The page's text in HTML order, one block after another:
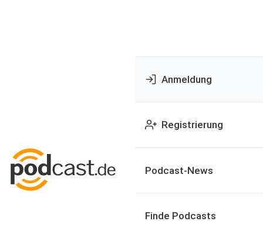
Anmeldung
Registrierung
Podcast-News
Finde Podcasts